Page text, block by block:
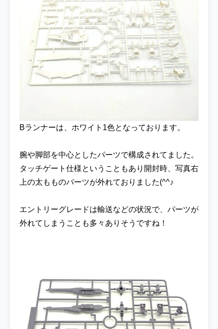
レー)関節等・シールドディテール⑥GX201
[GXメタルブラック Mr.メタリックカラーGX
シリーズ] (黒)ビームライフル・バックパック
▼使用した塗料を各ECサイトで探してみる
今回もエアブラシをメインで塗装していきま
す♪ メインカラーの青は『UG19 RX-78ブル
ー Ver.アニメカラー』で塗装しました！セル
画では水色の印象もあったのでこの色をセレ
っていたのかもしれませんね(^^♪ 差し色とな
る赤は『UG20 RX-78レッド Ver.アニメカラ
アニメカラー』で塗装しました！ ピントがず
れて写真がぼやけてしまっているのですが、
関節部分は『UG05 MSグレー連邦系』を、バ
た！ こちらは塗装して一度墨入れをした直後
の写真となります♪クリアやデカールなどの
りましたは、もうちょっとアクセントが欲し
くなりました(*^^)v ということでウイングユ
ニットとシールドが墨入れとリペイントする
ことで情報量を持ってみました！！ 最後にク
Bランナーは、ホワイト1色となっております。
腕や脚部を中心としたパーツで構成されてました。
タッチゲート仕様ということもあり開封時、写真右
上の太もものパーツが外れておりました(^^♪
エントリーグレードは輸送などの状況で、パーツが
外れてしまうことも多々ありそうですね！